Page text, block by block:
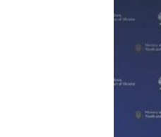
УКРАИНСКАЯ ПРОБЛЕМА КРЫМА